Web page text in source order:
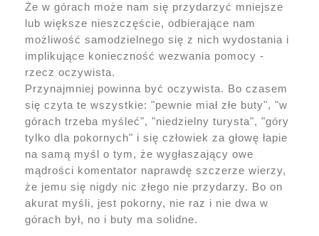
Że w górach może nam się przydarzyć mniejsze
lub większe nieszczęście, odbierające nam
możliwość samodzielnego się z nich wydostania i
implikujące konieczność wezwania pomocy -
rzecz oczywista.
Przynajmniej powinna być oczywista. Bo czasem
się czyta te wszystkie: "pewnie miał złe buty", "w
górach trzeba myśleć", "niedzielny turysta", "góry
tylko dla pokornych" i się człowiek za głowę łapie
na samą myśl o tym, że wygłaszający owe
mądrości komentator naprawdę szczerze wierzy,
że jemu się nigdy nic złego nie przydarzy. Bo on
akurat myśli, jest pokorny, nie raz i nie dwa w
górach był, no i buty ma solidne.